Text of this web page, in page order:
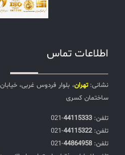
اطلاعات تماس
نشانی:تهران، بلوار فردوس غربی، خیابان
ساختمان کسری
تلفن:‌ 44115333
-021
تلفن:‌44115322
-021
تلفن:‌ 44864958
-021